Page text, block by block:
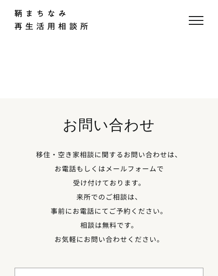
Skip
お問い合わせ
移住・空き家相談に関するお問い合わせは、
お電話もしくはメールフォームで
受け付けております。
来所でのご相談は、
事前にお電話にてご予約ください。
相談は無料です。
お気軽にお問い合わせください。